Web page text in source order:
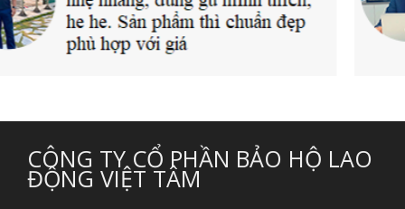
CÔNG TY CỔ PHẦN BẢO HỘ LAO
ĐỘNG VIỆT TÂM